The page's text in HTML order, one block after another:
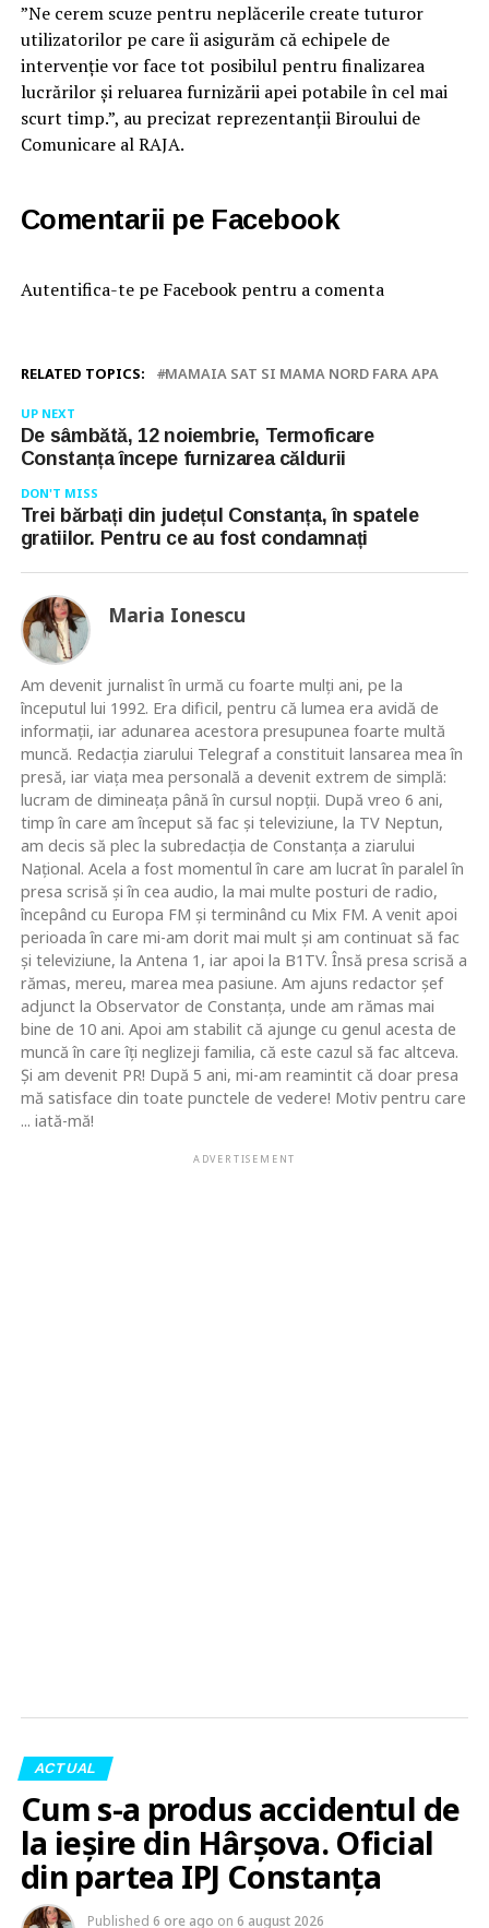
”Ne cerem scuze pentru neplăcerile create tuturor
utilizatorilor pe care îi asigurăm că echipele de
intervenție vor face tot posibilul pentru finalizarea
lucrărilor și reluarea furnizării apei potabile în cel mai
scurt timp.”, au precizat reprezentanții Biroului de
Comunicare al RAJA.
Comentarii pe Facebook
Autentifica-te pe Facebook pentru a comenta
RELATED TOPICS: MAMAIA SAT SI MAMA NORD FARA APA
UP NEXT
De sâmbătă, 12 noiembrie, Termoficare
Constanța începe furnizarea căldurii
DON'T MISS
Trei bărbați din județul Constanța, în spatele
gratiilor. Pentru ce au fost condamnați
Maria Ionescu
Am devenit jurnalist în urmă cu foarte mulţi ani, pe la
începutul lui 1992. Era dificil, pentru că lumea era avidă de
informaţii, iar adunarea acestora presupunea foarte multă
muncă. Redacţia ziarului Telegraf a constituit lansarea mea în
presă, iar viaţa mea personală a devenit extrem de simplă:
lucram de dimineaţa până în cursul nopţii. După vreo 6 ani,
timp în care am început să fac şi televiziune, la TV Neptun,
am decis să plec la subredacţia de Constanţa a ziarului
Naţional. Acela a fost momentul în care am lucrat în paralel în
presa scrisă şi în cea audio, la mai multe posturi de radio,
începând cu Europa FM şi terminând cu Mix FM. A venit apoi
perioada în care mi-am dorit mai mult şi am continuat să fac
şi televiziune, la Antena 1, iar apoi la B1TV. Însă presa scrisă a
rămas, mereu, marea mea pasiune. Am ajuns redactor şef
adjunct la Observator de Constanţa, unde am rămas mai
bine de 10 ani. Apoi am stabilit că ajunge cu genul acesta de
muncă în care îţi neglizeji familia, că este cazul să fac altceva.
Şi am devenit PR! După 5 ani, mi-am reamintit că doar presa
mă satisface din toate punctele de vedere! Motiv pentru care
... iată-mă!
ADVERTISEMENT
ACTUAL
Cum s-a produs accidentul de
la ieșire din Hârșova. Oficial
din partea IPJ Constanța
Published 6 ore ago on 6 august 2026